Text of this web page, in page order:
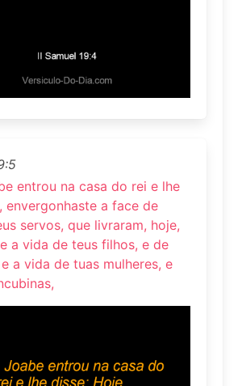
entrou na casa do rei e lhe
envergonhaste a face de
servos, que livraram, hoje,
a vida de teus filhos, e de
a vida de tuas mulheres, e